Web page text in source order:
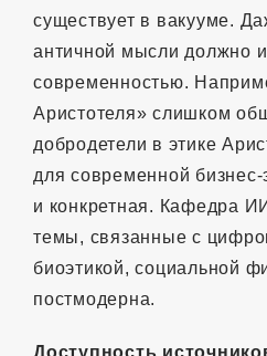
существует в вакууме.
античной мысли должно
современностью.
Аристотеля» слишком
добродетели в этике
для современной
и конкретная. Кафедра
темы, связанные с
биоэтикой, социальной
постмодерна.
Доступность